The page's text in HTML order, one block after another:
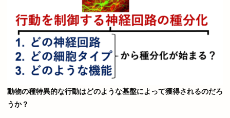
動物の種特異的な行動はどのような基盤によって獲得されるのだろ
うか？